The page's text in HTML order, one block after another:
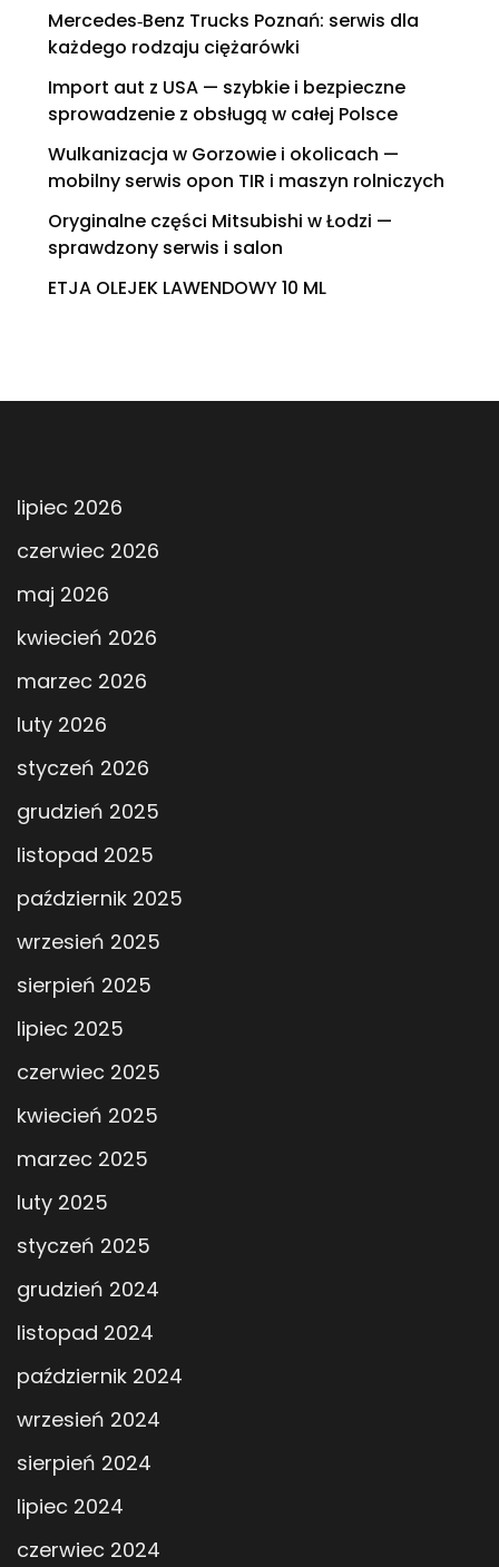
Mercedes‑Benz Trucks Poznań: serwis dla
każdego rodzaju ciężarówki
Import aut z USA — szybkie i bezpieczne
sprowadzenie z obsługą w całej Polsce
Wulkanizacja w Gorzowie i okolicach —
mobilny serwis opon TIR i maszyn rolniczych
Oryginalne części Mitsubishi w Łodzi —
sprawdzony serwis i salon
ETJA OLEJEK LAWENDOWY 10 ML
lipiec 2026
czerwiec 2026
maj 2026
kwiecień 2026
marzec 2026
luty 2026
styczeń 2026
grudzień 2025
listopad 2025
październik 2025
wrzesień 2025
sierpień 2025
lipiec 2025
czerwiec 2025
kwiecień 2025
marzec 2025
luty 2025
styczeń 2025
grudzień 2024
listopad 2024
październik 2024
wrzesień 2024
sierpień 2024
lipiec 2024
czerwiec 2024